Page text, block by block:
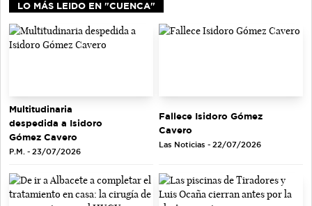
LO MÁS LEIDO EN "CUENCA"
Multitudinaria
despedida a Isidoro
Gómez Cavero
P.M. - 23/07/2026
Fallece Isidoro Gómez
Cavero
Las Noticias - 22/07/2026